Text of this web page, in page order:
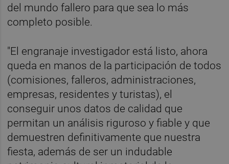
del mundo fallero para que sea lo más
completo posible.
"El engranaje investigador está listo, ahora
queda en manos de la participación de todos
(comisiones, falleros, administraciones,
empresas, residentes y turistas), el
conseguir unos datos de calidad que
permitan un análisis riguroso y fiable y que
demuestren definitivamente que nuestra
fiesta, además de ser un indudable